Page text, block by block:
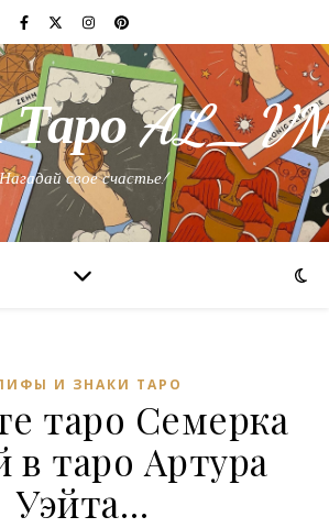
AL_VN
Нагадай свое счастье!
И ЗНАКИ ТАРО
таро Семерка
в таро Артура
Уэйта…